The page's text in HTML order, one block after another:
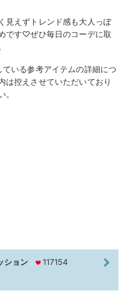
見えずトレンド感も大人っぽ
です♡ぜひ毎日のコーデに取
いる参考アイテムの詳細につ
は控えさせていただいており
ション 117154